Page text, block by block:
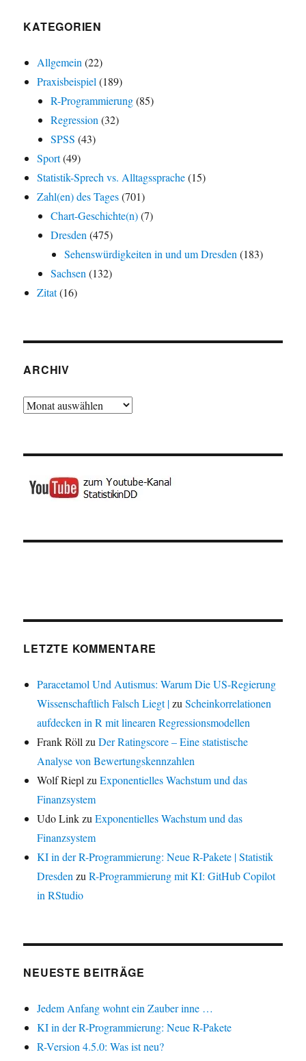
KATEGORIEN
Allgemein(22)
Praxisbeispiel(189)
R-Programmierung(85)
Regression(32)
SPSS (43)
Sport(49)
Statistik-Sprech vs. Alltagssprache(15)
Zahl(en) des Tages(701)
Chart-Geschichte(n)(7)
Dresden(475)
Sehenswürdigkeiten in und um Dresden(183)
Sachsen(132)
Zitat(16)
ARCHIV
Archiv
LETZTE KOMMENTARE
Paracetamol Und Autismus: Warum Die US-Regierung
Wissenschaftlich Falsch Liegt |zuScheinkorrelationen
aufdecken in R mit linearen Regressionsmodellen
Frank RöllzuDer Ratingscore – Eine statistische
Analyse von Bewertungskennzahlen
Wolf RieplzuExponentielles Wachstum und das
Finanzsystem
Udo LinkzuExponentielles Wachstum und das
Finanzsystem
KI in der R-Programmierung: Neue R-Pakete | Statistik
DresdenzuR-Programmierung mit KI: GitHub Copilot
in RStudio
NEUESTE BEITRÄGE
Jedem Anfang wohnt ein Zauber inne …
KI in der R-Programmierung: Neue R-Pakete
R-Version 4.5.0: Was ist neu?